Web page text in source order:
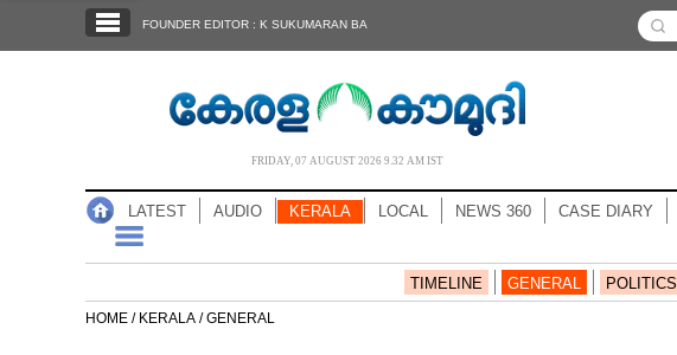
NOTIFIED NEWS
FOUNDER EDITOR : K SUKUMARAN BA
FRIDAY, 07 AUGUST 2026 9.32 AM IST
LATEST AUDIO KERALA LOCAL NEWS 360 CASE DIARY
TIMELINE GENERAL POLITICS
HOME / KERALA /GENERAL